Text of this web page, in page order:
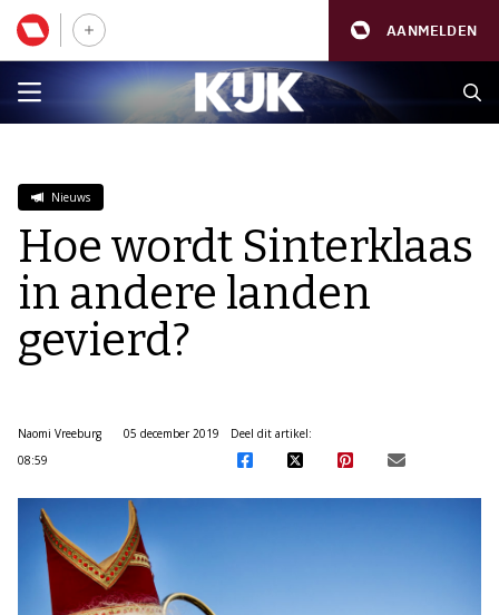
AANMELDEN
Nieuws
Hoe wordt Sinterklaas
in andere landen
gevierd?
Naomi Vreeburg
05 december 2019
08:59
Deel dit artikel: